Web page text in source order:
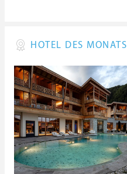
HOTEL DES MONATS